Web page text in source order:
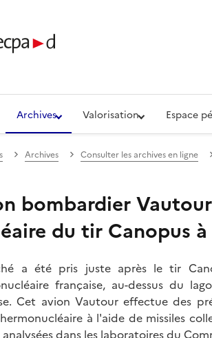
communication et de production
Archives Valorisation Espace
Archives Consulter les archives en ligne
bombardier
du tir Canopus à
a été pris juste après le tir
française, au-dessus du
Cet avion Vautour effectue des
à l'aide de missiles
dans les laboratoires du